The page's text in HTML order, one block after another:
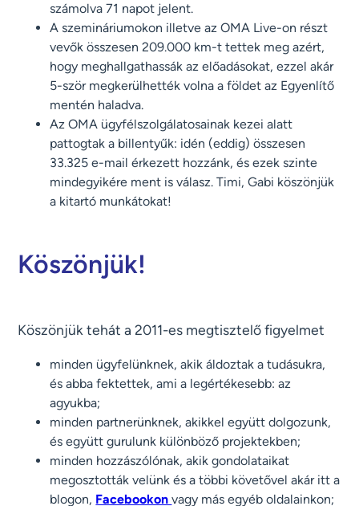
számolva 71 napot jelent.
A szemináriumokon illetve az OMA Live-on részt
vevők összesen 209.000 km-t tettek meg azért,
hogy meghallgathassák az előadásokat, ezzel akár
5-ször megkerülhették volna a földet az Egyenlítő
mentén haladva.
Az OMA ügyfélszolgálatosainak kezei alatt
pattogtak a billentyűk: idén (eddig) összesen
33.325 e-mail érkezett hozzánk, és ezek szinte
mindegyikére ment is válasz. Timi, Gabi köszönjük
a kitartó munkátokat!
Köszönjük!
Köszönjük tehát a 2011-es megtisztelő figyelmet
minden ügyfelünknek, akik áldoztak a tudásukra,
és abba fektettek, ami a legértékesebb: az
agyukba;
minden partnerünknek, akikkel együtt dolgozunk,
és együtt gurulunk különböző projektekben;
minden hozzászólónak, akik gondolataikat
megosztották velünk és a többi követővel akár itt a
blogon, Facebookonvagy más egyéb oldalainkon;